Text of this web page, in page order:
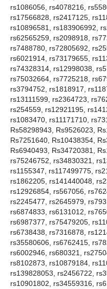
rs1086056, rs4078216,
rs17566828, rs2417125,
rs10896581, rs183906992,
rs62565259, rs2098918,
rs7488780, rs72805692,
rs6021914, rs73179655,
rs74328314, rs12998038,
rs75032664, rs7725218,
rs3794752, rs1818917,
rs13111599, rs2364723,
rs254559, rs12921195,
rs1083470, rs11171710,
Rs58298943, Rs9526023,
Rs7251640, Rs10438354,
Rs6940493, Rs34720381,
rs75246752, rs34830321,
rs1155347, rs117499775,
rs1862205, rs141440048,
rs12926854, rs567056,
rs2245477, rs2645979,
rs6874833, rs6131012,
rs6987377, rs75479205,
rs6738438, rs7316878,
rs35580606, rs6762415,
rs6002946, rs680321,
rs8102873, rs10879184,
rs139828053, rs2456722,
rs10901802, rs34559316,